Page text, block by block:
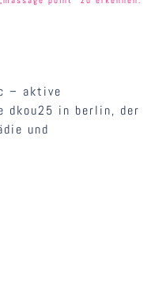
– aktive
dkou25 in berlin, der
und